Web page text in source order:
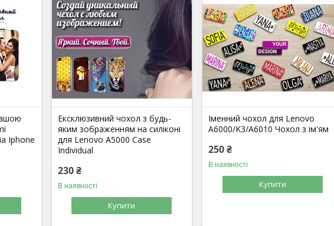
Iphone
Ексклюзивний чохол з будь-
яким зображенням на силіконі
для Lenovo A5000 Case
Individual
230 ₴
В наявності
Купити
Іменний чохол для Lenovo
A6000/K3/A6010 Чохол з ім'ям
250 ₴
В наявності
Купити